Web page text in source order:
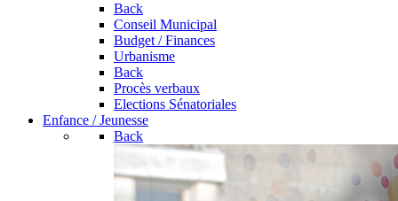
Back
Conseil Municipal
Budget / Finances
Urbanisme
Back
Procès verbaux
Elections Sénatoriales
Enfance / Jeunesse
Back